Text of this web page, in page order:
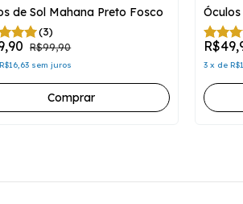
de Sol Mahana Preto Fosco
(3)
R$99,90
R$16,63 sem juros 3 x de